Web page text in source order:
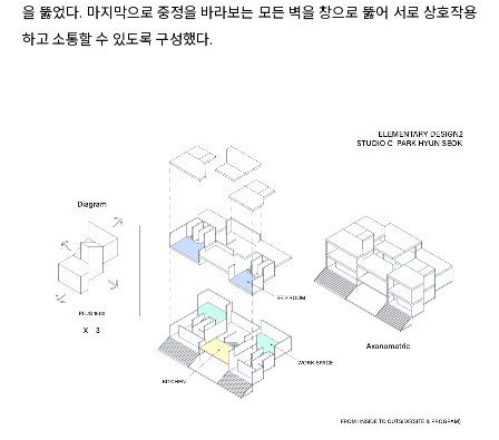
을 뚫었다. 마지막으로 중정을 바라보는 모든 벽을 창으로 뚫어 서로 상호작용
하고 소통할 수 있도록 구성했다.